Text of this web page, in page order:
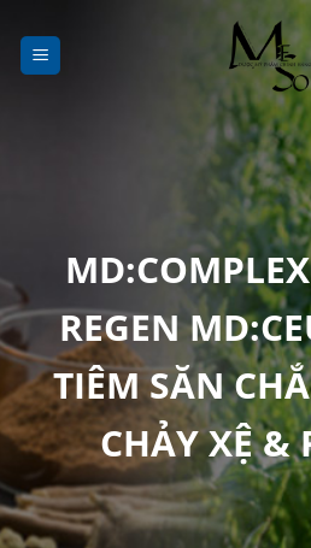
đến
nội
REGEN
TIÊM SĂN
CHẢY XỆ &